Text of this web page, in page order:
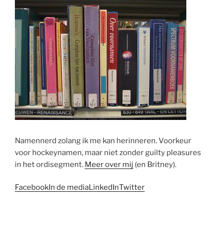
Namennerd zolang ik me kan herinneren. Voorkeur
voor hockeynamen, maar niet zonder guilty pleasures
in het ordisegment. Meer over mij (en Britney).
FacebookIn de mediaLinkedInTwitter